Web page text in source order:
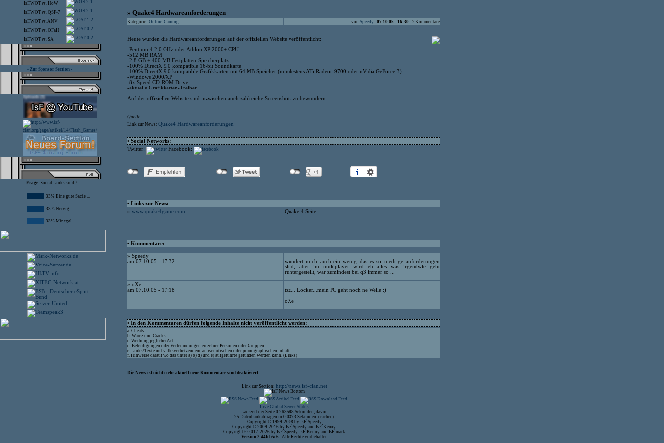
IsF.WOT vs. HoW 2:1
IsF.WOT vs. QSF-7 2:1
IsF.WOT vs.ANV 1:2
IsF.WOT vs. OFaH 0:2
IsF.WOT vs. SA 0:2
- Zur Sponsor Section -
Frage: Social Links sind ?
33% Eine gute Sache ...
33% Nervig ...
33% Mir egal ...
» Quake4 Hardwareanforderungen
Kategorie: Online-Gaming von Speedy - 07.10.05 - 16:30 - 2 Kommentare
Heute wurden die Hardwareanforderungen auf der offiziellen Website veröffentlicht:
-Pentium 4 2,0 GHz oder Athlon XP 2000+ CPU
-512 MB RAM
-2,8 GB + 400 MB Festplatten-Speicherplatz
-100% DirectX 9.0 kompatible 16-bit Soundkarte
-100% DirectX 9.0 kompatible Grafikkarten mit 64 MB Speicher (mindestens ATi Radeon 9700 oder nVidia GeForce 3)
-Windows 2000/XP
-8x Speed CD-ROM Drive
-aktuelle Grafikkarten-Treiber
Auf der offiziellen Website sind inzwischen auch zahlreiche Screenshots zu bewundern.
Quelle:
Link zur News: Quake4 Hardwareanforderungen
• Social Networks:
Twitter:
Facebook:
• Links zur News:
» www.quake4game.com Quake 4 Seite
• Kommentare:
» Speedy
am 07.10.05 - 17:32
wundert mich auch ein wenig das es so niedrige anforderungen
sind, aber im multiplayer wird eh alles was irgendwie geht
runtergestellt, war zumindest bei q3 immer so ...
» oXe
am 07.10.05 - 17:18
tzz... Locker...mein PC geht noch ne Weile :)
oXe
• In den Kommentaren dürfen folgende Inhalte nicht veröffentlicht werden:
a. Cheats
b. Warez und Cracks
c. Werbung jeglicher Art
d. Beleidigungen oder Verleumdungen einzelner Personen oder Gruppen
e. Links/Texte mit volksverhetzendem, antisemitischen oder pornographischen Inhalt
f. Hinweise darauf wo das unter a) b) d) und e) aufgeführte gefunden werden kann. (Links)
Die News ist nicht mehr aktuell neue Kommentare sind deaktiviert
Link zur Section: http://news.isf-clan.net
Live Global Server Status
Ladezeit der Seite 0.263508 Sekunden, davon
25 Datenbankabfragen in 0.0373 Sekunden. (cached)
Copyright © 1999-2008 by IsF`Speedy
Copyright © 2009-2016 by IsF`Speedy and IsF`Kenny
Copyright © 2017-2026 by IsF`Speedy, IsF`Kenny and IsF`mark
Version 2.44fcb5c6 - Alle Rechte vorbehalten